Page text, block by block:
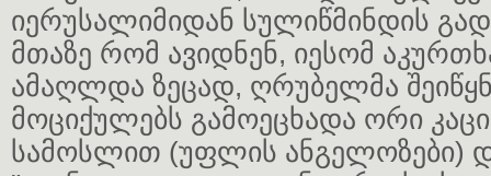
იერუსალიმიდან სულიწმინდის
მთაზე რომ ავიდნენ, იესომ
ამაღლდა ზეცად, ღრუბელმა
მოციქულებს გამოეცხადა ორი კაცი
სამოსლით (უფლის ანგელოზები)